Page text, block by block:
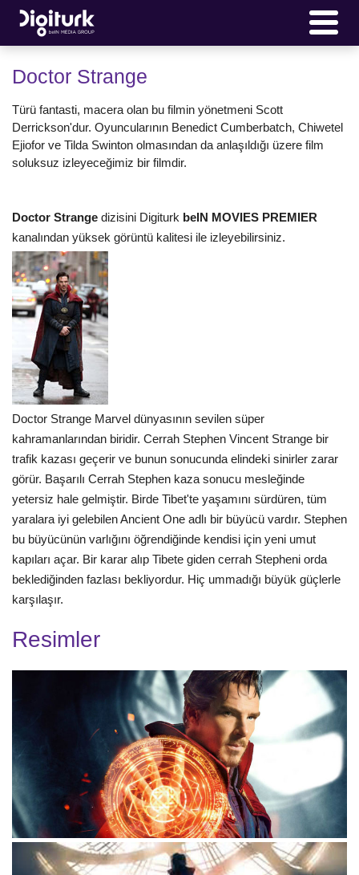
Doctor Strange
Türü fantasti, macera olan bu filmin yönetmeni Scott
Derrickson'dur. Oyuncularının Benedict Cumberbatch, Chiwetel
Ejiofor ve Tilda Swinton olmasından da anlaşıldığı üzere film
soluksuz izleyeceğimiz bir filmdir.
Doctor Strange dizisini Digiturk beIN MOVIES PREMIER
kanalından yüksek görüntü kalitesi ile izleyebilirsiniz.
Doctor Strange Marvel dünyasının sevilen süper
kahramanlarından biridir. Cerrah Stephen Vincent Strange bir
trafik kazası geçerir ve bunun sonucunda elindeki sinirler zarar
görür. Başarılı Cerrah Stephen kaza sonucu mesleğinde
yetersiz hale gelmiştir. Birde Tibet'te yaşamını sürdüren, tüm
yaralara iyi gelebilen Ancient One adlı bir büyücü vardır. Stephen
bu büyücünün varlığını öğrendiğinde kendisi için yeni umut
kapıları açar. Bir karar alıp Tibete giden cerrah Stepheni orda
beklediğinden fazlası bekliyordur. Hiç ummadığı büyük güçlerle
karşılaşır.
Resimler